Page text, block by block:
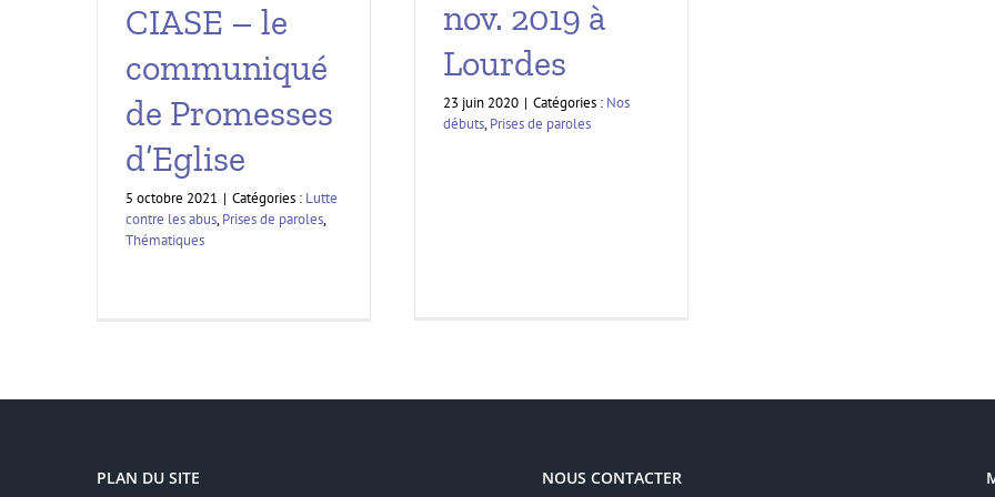
CIASE – le
communiqué
de Promesses
d’Eglise
5 octobre 2021 | Catégories : Lutte
contre les abus,Prises de paroles,
Thématiques
nov. 2019 à
Lourdes
23 juin 2020 | Catégories : Nos
débuts,Prises de paroles
PLAN DU SITE NOUS CONTACTER